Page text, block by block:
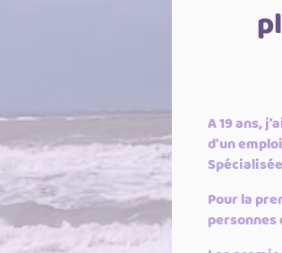
A 19 ans,
d’un
Pour la
personnes